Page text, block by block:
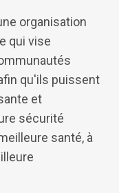
organisation
qui vise
qu'ils puissent
et
sécurité
santé, à